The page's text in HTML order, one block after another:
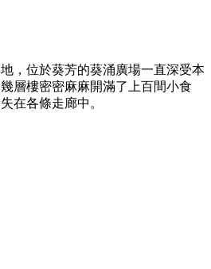
，位於葵芳的葵涌廣場一直深受本
層樓密密麻麻開滿了上百間小食
在各條走廊中。